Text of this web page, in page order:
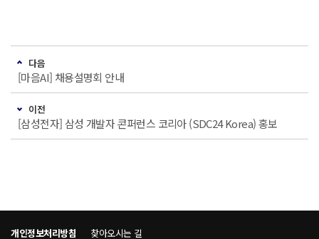
다음
[마음AI] 채용설명회 안내
이전
[삼성전자] 삼성 개발자 콘퍼런스 코리아 (SDC24 Korea) 홍보
개인정보처리방침 찾아오시는 길